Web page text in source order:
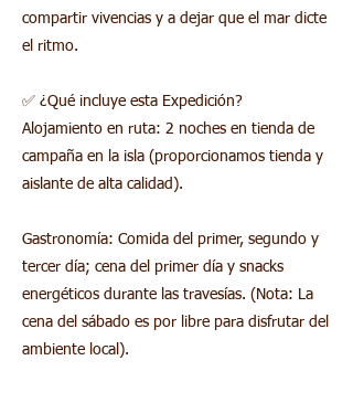
compartir vivencias y a dejar que el mar dicte
el ritmo.
✅ ¿Qué incluye esta Expedición?
Alojamiento en ruta: 2 noches en tienda de
campaña en la isla (proporcionamos tienda y
aislante de alta calidad).
Gastronomía: Comida del primer, segundo y
tercer día; cena del primer día y snacks
energéticos durante las travesías. (Nota: La
cena del sábado es por libre para disfrutar del
ambiente local).